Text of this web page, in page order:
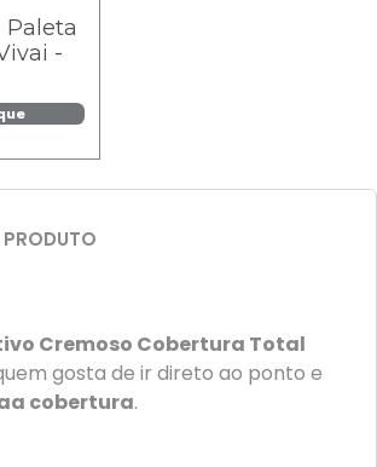
Paleta
-
Cremoso Cobertura Total
gosta de ir direto ao ponto e
cobertura.